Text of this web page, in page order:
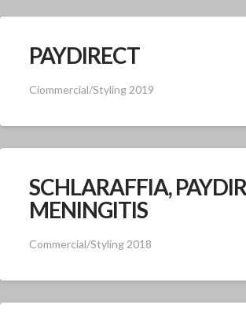
PAYDIRECT
Ciommercial/Styling 2019
SCHLARAFFIA,
MENINGITIS
Commercial/Styling 2018